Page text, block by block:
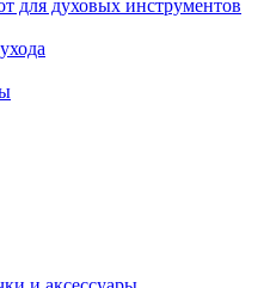
для духовых инструментов